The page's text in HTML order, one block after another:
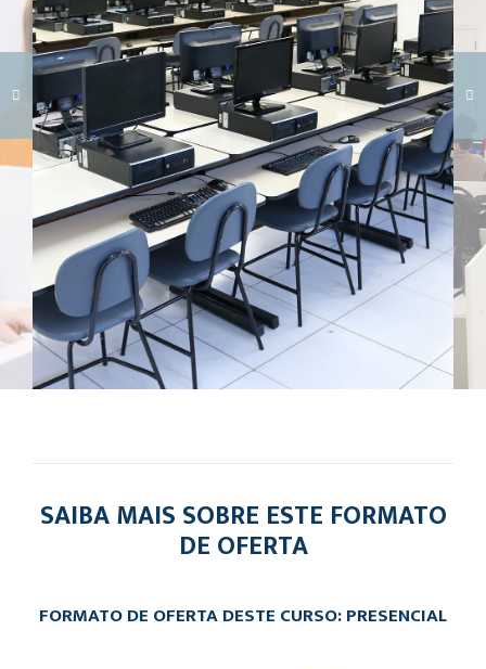
Carregando galeria...
SAIBA MAIS SOBRE ESTE FORMATO
DE OFERTA
FORMATO DE OFERTA DESTE CURSO: PRESENCIAL